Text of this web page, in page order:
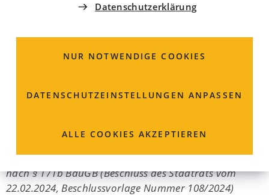
Datenschutzerklärung
NUR NOTWENDIGE COOKIES
DATENSCHUTZ­EINSTELLUNGEN ANPASSEN
ALLE COOKIES AKZEPTIEREN
die Aufhebung der
Festlegung des
„Ehemaliges BGS-
Gelände“
nach § 171b BauGB (Beschluss des Stadtrats vom
22.02.2024, Beschlussvorlage Nummer 108/2024)